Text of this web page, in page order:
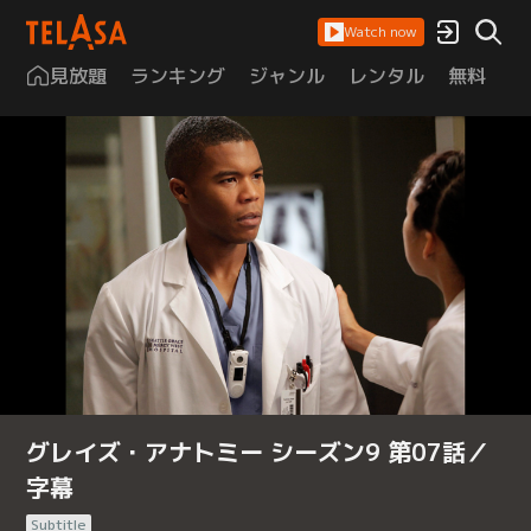
Watch now
見放題 ランキング ジャンル レンタル 無料
グレイズ・アナトミー シーズン9 第07話／
字幕
Subtitle